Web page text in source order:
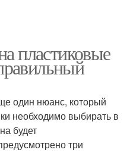
пластиковые
один нюанс, который
необходимо выбирать в
будет
три